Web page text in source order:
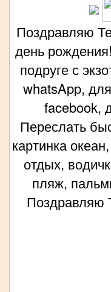
Поздравляю
день
подруге с
whatsApp,
facebook,
Переслать
картинка
отдых,
пляж,
Поздравляю